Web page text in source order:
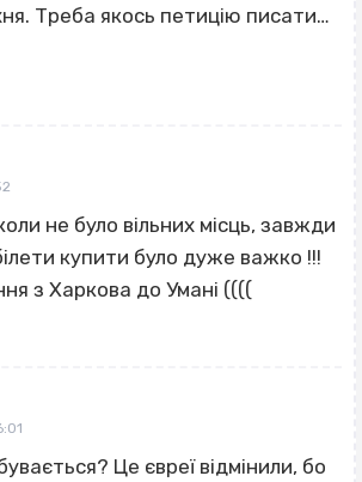
Треба якось петицію писати…
не було вільних місць, завжди
купити було дуже важко !!!
з Харкова до Умані ((((
Це євреї відмінили, бо